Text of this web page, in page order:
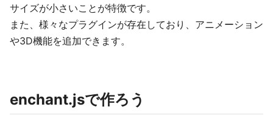
サイズが小さいことが特徴です。
また、様々なプラグインが存在しており、アニメーション
や3D機能を追加できます。
enchant.jsで作ろう